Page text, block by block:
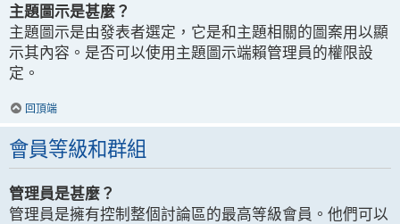
主題圖示是甚麼？
主題圖示是由發表者選定，它是和主題相關的圖案用以顯
示其內容。是否可以使用主題圖示端賴管理員的權限設
定。
回頂端
會員等級和群組
管理員是甚麼？
管理員是擁有控制整個討論區的最高等級會員。他們可以